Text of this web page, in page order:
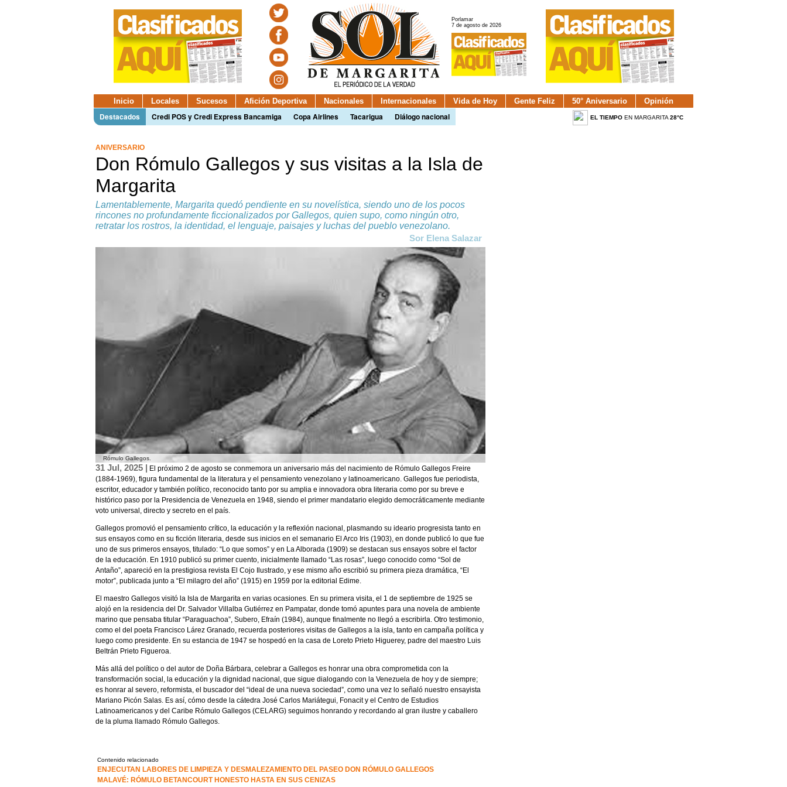
Porlamar
7 de agosto de 2026
Inicio Locales Sucesos Afición Deportiva Nacionales Internacionales Vida de Hoy Gente Feliz 50° Aniversario Opinión
Destacados Credi POS y Credi Express Bancamiga Copa Airlines Tacarigua Diálogo nacional EL TIEMPOEN MARGARITA 28°C
ANIVERSARIO
Don Rómulo Gallegos y sus visitas a la Isla de
Margarita
Lamentablemente, Margarita quedó pendiente en su novelística, siendo uno de los pocos
rincones no profundamente ficcionalizados por Gallegos, quien supo, como ningún otro,
retratar los rostros, la identidad, el lenguaje, paisajes y luchas del pueblo venezolano.
Sor Elena Salazar
Rómulo Gallegos.
31 Jul, 2025 | El próximo 2 de agosto se conmemora un aniversario más del nacimiento de Rómulo Gallegos Freire
(1884-1969), figura fundamental de la literatura y el pensamiento venezolano y latinoamericano. Gallegos fue periodista,
escritor, educador y también político, reconocido tanto por su amplia e innovadora obra literaria como por su breve e
histórico paso por la Presidencia de Venezuela en 1948, siendo el primer mandatario elegido democráticamente mediante
voto universal, directo y secreto en el país.
Gallegos promovió el pensamiento crítico, la educación y la reflexión nacional, plasmando su ideario progresista tanto en
sus ensayos como en su ficción literaria, desde sus inicios en el semanario El Arco Iris (1903), en donde publicó lo que fue
uno de sus primeros ensayos, titulado: “Lo que somos” y en La Alborada (1909) se destacan sus ensayos sobre el factor
de la educación. En 1910 publicó su primer cuento, inicialmente llamado “Las rosas”, luego conocido como “Sol de
Antaño”, apareció en la prestigiosa revista El Cojo Ilustrado, y ese mismo año escribió su primera pieza dramática, “El
motor”, publicada junto a “El milagro del año” (1915) en 1959 por la editorial Edime.
El maestro Gallegos visitó la Isla de Margarita en varias ocasiones. En su primera visita, el 1 de septiembre de 1925 se
alojó en la residencia del Dr. Salvador Villalba Gutiérrez en Pampatar, donde tomó apuntes para una novela de ambiente
marino que pensaba titular “Paraguachoa”, Subero, Efraín (1984), aunque finalmente no llegó a escribirla. Otro testimonio,
como el del poeta Francisco Lárez Granado, recuerda posteriores visitas de Gallegos a la isla, tanto en campaña política y
luego como presidente. En su estancia de 1947 se hospedó en la casa de Loreto Prieto Higuerey, padre del maestro Luis
Beltrán Prieto Figueroa.
Más allá del político o del autor de Doña Bárbara, celebrar a Gallegos es honrar una obra comprometida con la
transformación social, la educación y la dignidad nacional, que sigue dialogando con la Venezuela de hoy y de siempre;
es honrar al severo, reformista, el buscador del “ideal de una nueva sociedad”, como una vez lo señaló nuestro ensayista
Mariano Picón Salas. Es así, cómo desde la cátedra José Carlos Mariátegui, Fonacit y el Centro de Estudios
Latinoamericanos y del Caribe Rómulo Gallegos (CELARG) seguimos honrando y recordando al gran ilustre y caballero
de la pluma llamado Rómulo Gallegos.
Contenido relacionado
ENJECUTAN LABORES DE LIMPIEZA Y DESMALEZAMIENTO DEL PASEO DON RÓMULO GALLEGOS
MALAVÉ: RÓMULO BETANCOURT HONESTO HASTA EN SUS CENIZAS